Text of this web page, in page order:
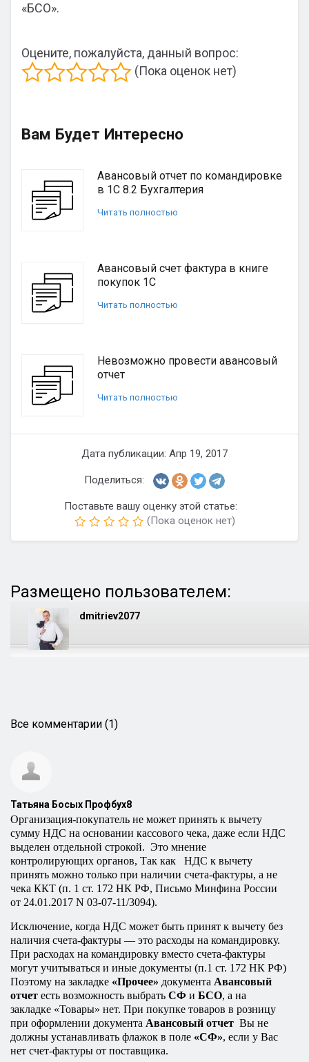
«БСО».
Оцените, пожалуйста, данный вопрос:
(Пока оценок нет)
Вам Будет Интересно
Авансовый отчет по командировке
в 1С 8.2 Бухгалтерия
Читать полностью
Авансовый счет фактура в книге
покупок 1С
Читать полностью
Невозможно провести авансовый
отчет
Читать полностью
Дата публикации: Апр 19, 2017
Поделиться:
Поставьте вашу оценку этой статье:
(Пока оценок нет)
Размещено пользователем:
dmitriev2077
Все комментарии (1)
Татьяна Босых Профбух8
Организация-покупатель не может принять к вычету
сумму НДС на основании кассового чека, даже если НДС
выделен отдельной строкой. Это мнение
контролирующих органов, Так как
НДС к вычету
принять можно только при наличии счета-фактуры, а не
чека ККТ (п. 1 ст. 172 НК РФ, Письмо Минфина России
от 24.01.2017 N 03-07-11/3094).
Исключение, когда НДС может быть принят к вычету без
наличия счета-фактуры — это расходы на командировку.
При расходах на командировку вместо счета-фактуры
могут учитываться и иные документы (п.1 ст. 172 НК РФ)
Поэтому на закладке «Прочее» документа Авансовый
отчет есть возможность выбрать СФ и БСО, а на
закладке «Товары» нет. При покупке товаров в розницу
при оформлении документа Авансовый отчет Вы не
должны устанавливать флажок в поле «СФ», если у Вас
нет счет-фактуры от поставщика.